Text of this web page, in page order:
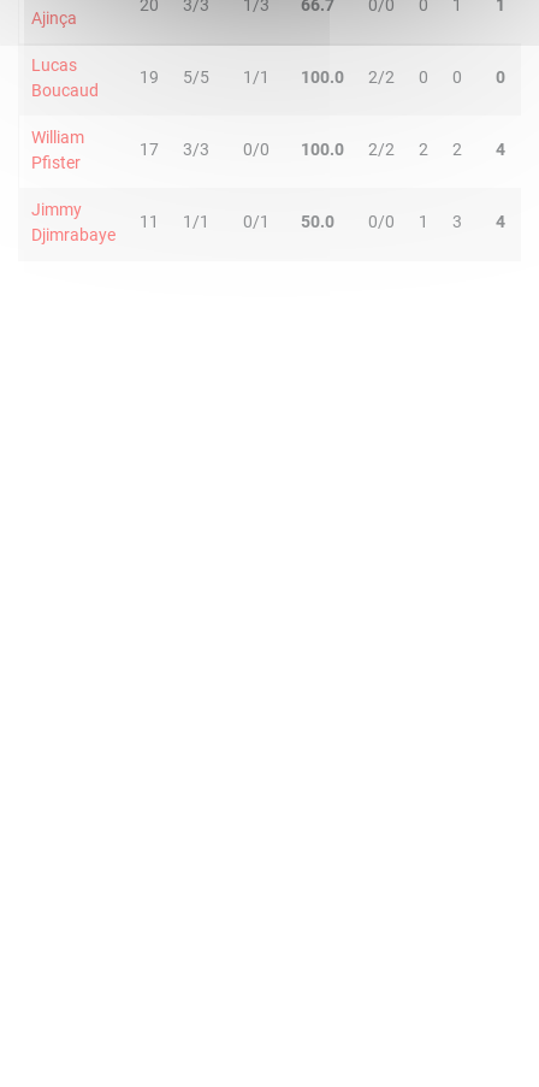
Ajinça
20 3/3 1/3 66.7 0/0 0 1 1
Lucas
Boucaud
19 5/5 1/1 100.0 2/2 0 0 0
William
Pfister
17 3/3 0/0 100.0 2/2 2 2 4
Jimmy
Djimrabaye
11 1/1 0/1 50.0 0/0 1 3 4